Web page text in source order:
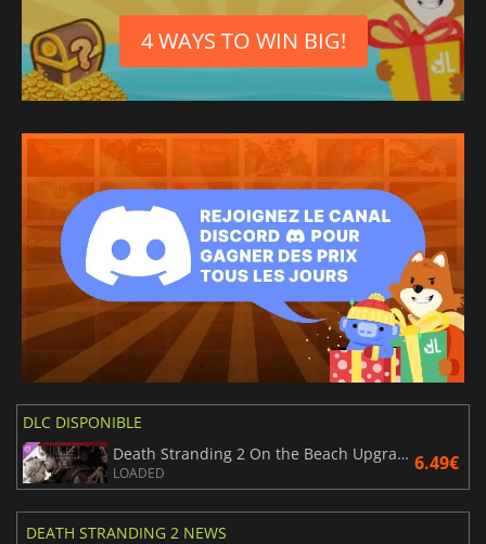
Espagnol
Chinois traditionnel
Polonais
4 WAYS TO WIN BIG!
DLC DISPONIBLE
Death Stranding 2 On the Beach Upgrade to Digital Deluxe Edition
LOADED 6.49€
DEATH STRANDING 2 NEWS